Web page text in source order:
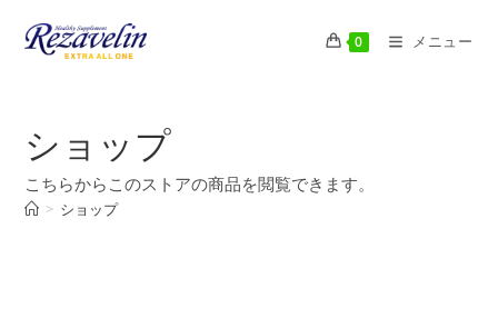
0 メニュー
ショップ
こちらからこのストアの商品を閲覧できます。
> ショップ